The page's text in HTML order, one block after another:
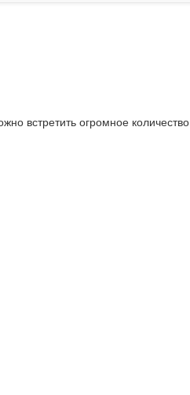
встретить огромное количество